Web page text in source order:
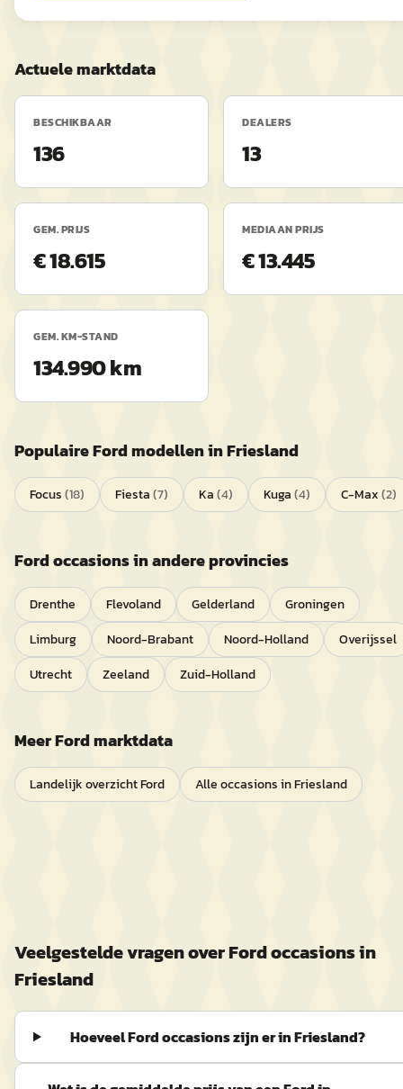
Actuele marktdata
BESCHIKBAAR
136
DEALERS
13
GEM. PRIJS
€ 18.615
MEDIAAN PRIJS
€ 13.445
GEM. KM-STAND
134.990 km
PopulaireFordmodellen inFriesland
Focus(18) Fiesta(7) Ka(4) Kuga(4) C-Max(2)
Fordoccasions in andere provincies
Drenthe Flevoland Gelderland
Groningen
Limburg
Noord-Brabant Noord-Holland
Overijssel
Utrecht
Zeeland Zuid-Holland
MeerFordmarktdata
Landelijk overzichtFord Alle occasions inFriesland
Veelgestelde vragen overFordoccasions in
Friesland
Hoeveel Ford occasions zijn er in Friesland?